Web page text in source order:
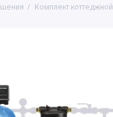
Комплект